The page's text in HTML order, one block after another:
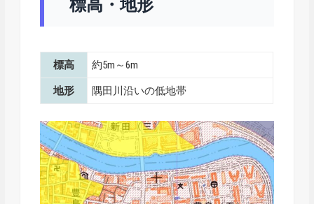
標高・地形
標高 約5m～6m
地形 隅田川沿いの低地帯